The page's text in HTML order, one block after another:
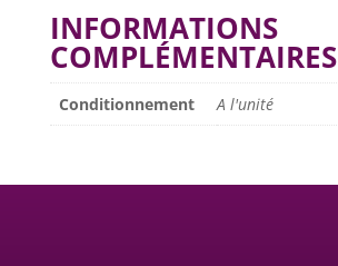
INFORMATIONS
COMPLÉMENTAIRES
Conditionnement A l'unité